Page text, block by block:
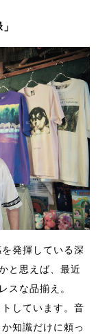
発揮している深
と思えば、最近
スな品揃え。
しています。音
知識だけに頼っ